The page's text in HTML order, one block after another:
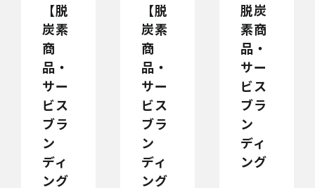
【脱
炭素
商
品・
サー
ビス
ブラ
ン
ディ
ング
【脱
炭素
商
品・
サー
ビス
ブラ
ン
ディ
ング
脱炭
素商
品・
サー
ビス
ブラ
ン
ディ
ング